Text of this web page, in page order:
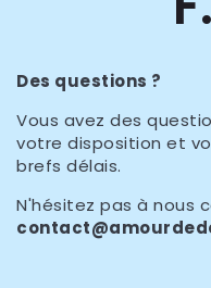
Des questions ?
Vous avez des
votre disposition et
brefs délais.
N'hésitez pas à nous